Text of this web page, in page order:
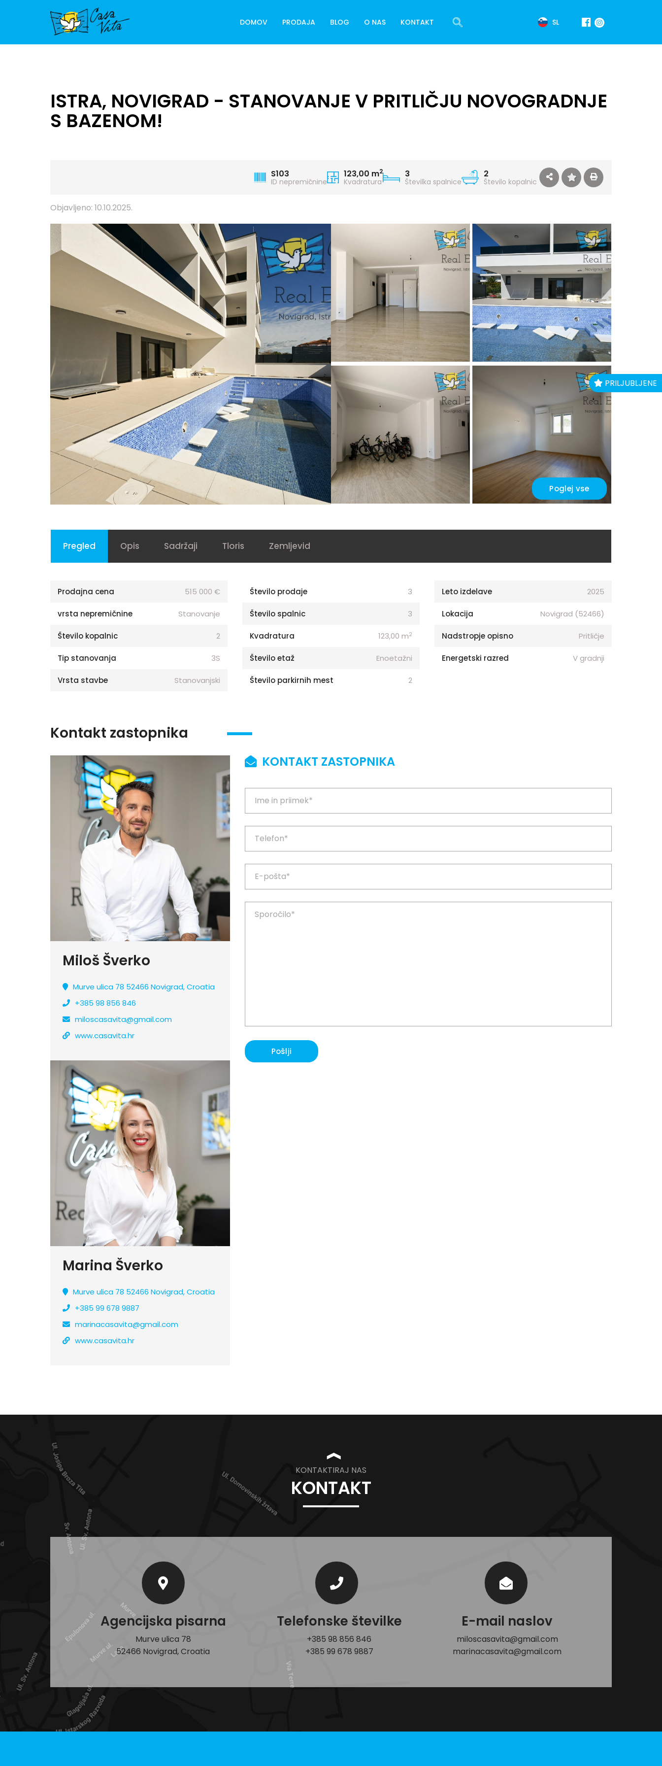
PRILJUBLJENE
DOMOV PRODAJA BLOG O NAS KONTAKT SL
ISTRA, NOVIGRAD - STANOVANJE V PRITLIČJU NOVOGRADNJE
S BAZENOM!
S103
ID nepremičnine
123,00 m2
Kvadratura
3
Številka spalnice
2
Število kopalnic
Objavljeno: 10.10.2025.
Poglej vse
Pregled Opis Sadržaji Tloris Zemljevid
Prodajna cena 515 000 € Število prodaje 3 Leto izdelave 2025
vrsta nepremičnine Stanovanje Število spalnic 3 Lokacija Novigrad (52466)
Število kopalnic 2 Kvadratura 123,00 m2 Nadstropje opisno Pritličje
Tip stanovanja 3S Število etaž Enoetažni Energetski razred V gradnji
Vrsta stavbe Stanovanjski Število parkirnih mest 2
Kontakt zastopnika
Miloš Šverko
Murve ulica 78 52466 Novigrad, Croatia
+385 98 856 846
miloscasavita@gmail.com
www.casavita.hr
Marina Šverko
Murve ulica 78 52466 Novigrad, Croatia
+385 99 678 9887
marinacasavita@gmail.com
www.casavita.hr
KONTAKT ZASTOPNIKA
Pošlji
❱
KONTAKTIRAJ NAS
KONTAKT
Agencijska pisarna
Murve ulica 78
52466 Novigrad, Croatia
Telefonske številke
+385 98 856 846
+385 99 678 9887
E-mail naslov
miloscasavita@gmail.com
marinacasavita@gmail.com